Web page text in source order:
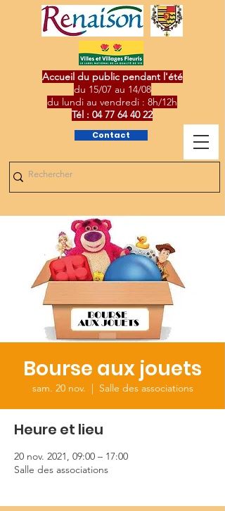
Contact
Accueil du public pendant l'été
du 15/07 au 14/08
du lundi au vendredi : 8h/12h
Tél : 04 77 64 40 22
Bourse aux jouets
sam. 20 nov.
  |
Salle des associations
Heure et lieu
20 nov. 2021, 09:00 – 17:00
Salle des associations